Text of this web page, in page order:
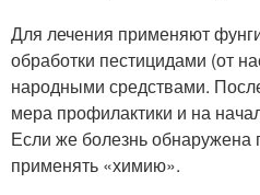
Для лечения применяют
обработки пестицидами (от
народными средствами.
мера профилактики и на
Если же болезнь обнаружена
применять «химию».